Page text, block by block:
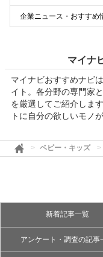
企業ニュース・おすすめ
マイナ
マイナビおすすめナビ
イト。各分野の専門家
を厳選してご紹介しま
トに自分の欲しいモノ
ベビー・キッズ
新着記事一覧
アンケート・調査の記事